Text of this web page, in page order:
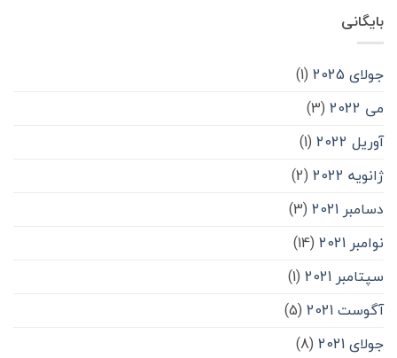
بایگانی
جولای 2025
(1)
می 2022
(3)
آوریل 2022
(1)
ژانویه 2022
(2)
دسامبر 2021
(3)
نوامبر 2021
(14)
سپتامبر 2021
(1)
آگوست 2021
(5)
جولای 2021
(8)